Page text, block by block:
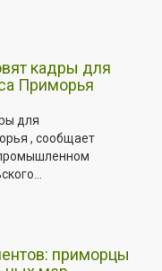
кадры для
Приморья
для
, сообщает
приморцы